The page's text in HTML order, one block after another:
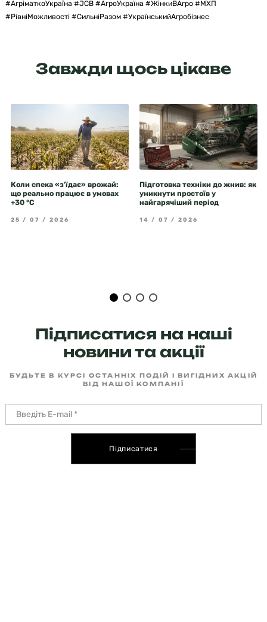
#АгріматкоУкраїна #JCB #АгроУкраїна #ЖінкиВАгро #МХП
#РівніМожливості #СильніРазом #УкраїнськийАгробізнес
Завжди щось цікаве
Коли спека «з’їдає» врожай:
що реально працює в умовах
+30 °C
25 / 07 / 2026
Підготовка техніки до жнив: як
уникнути простоїв у
найгарячіший період
14 / 07 / 2026
Підписатися на наші
новини та акції
БУДЬТЕ В КУРСІ ОСТАННІХ ПОДІЙ І ВИГІДНИХ АКЦІЙ
ВІД НАШОЇ КОМПАНІЇ
Підписатися